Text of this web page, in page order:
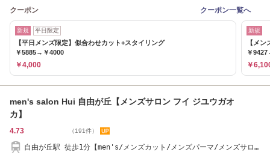
クーポン クーポン一覧へ
新規 平日限定
【平日メンズ限定】似合わせカット+スタイリング
￥5885→￥4000
￥4,000
新規
【メ
￥
￥
men's salon Hui 自由が丘【メンズサロン フイ ジユウガオ
カ】
4.73 （191件）
自由が丘駅 徒歩1分【men's/メンズカット/メンズパーマ/メンズサロ